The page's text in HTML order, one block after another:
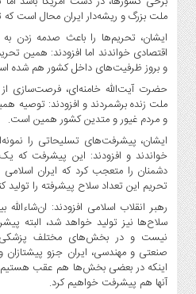
ملت بزرگ و ریشه‌دار ایران محال است که
ایشان، تحریم‌ها را باعث صدمه زدن
اقتصادی خواندند اما افزودند: همین
و بروز ظرفیت‌های داخل کشور هم شده
حضرت آیت‌الله خامنه‌ای،
ملت زنده برشمردند و افزودند: توصیه
و مردم غیور و متدین کشور همین است.
ایشان، پیشرفت‌های تسلیحاتی را
خواندند و افزودند: این پیشرفت که
دشمنان را متعجب کرد که ایران
تحریم این تعداد سلاح پیشرفته را تولید
رهبر انقلاب اسلامی افزودند:
سلاح‌ها نیز تولید خواهد شد، البته
نیست و در بخش‌های مختلف
صنعتی و مهندسی، ایران جزو
اینکه در بعضی بخش‌ها هم عقب
آنها هم پیشرفت خواهیم کرد.